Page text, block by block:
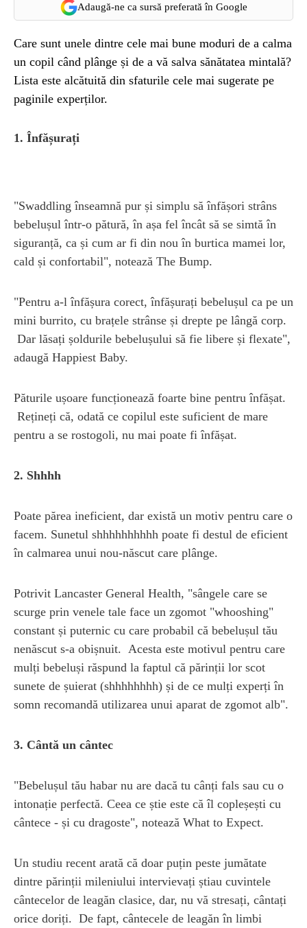
Adaugă-ne ca sursă preferată în Google
Care sunt unele dintre cele mai bune moduri de a calma
un copil când plânge și de a vă salva sănătatea mintală?
Lista este alcătuită din sfaturile cele mai sugerate pe
paginile experților.
1. Înfășurați
"Swaddling înseamnă pur și simplu să înfășori strâns
bebelușul într-o pătură, în așa fel încât să se simtă în
siguranță, ca și cum ar fi din nou în burtica mamei lor,
cald și confortabil", notează The Bump.
"Pentru a-l înfășura corect, înfășurați bebelușul ca pe un
mini burrito, cu brațele strânse și drepte pe lângă corp.
Dar lăsați șoldurile bebelușului să fie libere și flexate",
adaugă Happiest Baby.
Păturile ușoare funcționează foarte bine pentru înfășat.
Rețineți că, odată ce copilul este suficient de mare
pentru a se rostogoli, nu mai poate fi înfășat.
2. Shhhh
Poate părea ineficient, dar există un motiv pentru care o
facem. Sunetul shhhhhhhhhh poate fi destul de eficient
în calmarea unui nou-născut care plânge.
Potrivit Lancaster General Health, "sângele care se
scurge prin venele tale face un zgomot "whooshing"
constant și puternic cu care probabil că bebelușul tău
nenăscut s-a obișnuit. Acesta este motivul pentru care
mulți bebeluși răspund la faptul că părinții lor scot
sunete de șuierat (shhhhhhhh) și de ce mulți experți în
somn recomandă utilizarea unui aparat de zgomot alb".
3. Cântă un cântec
"Bebelușul tău habar nu are dacă tu cânți fals sau cu o
intonație perfectă. Ceea ce știe este că îl copleșești cu
cântece - și cu dragoste", notează What to Expect.
Un studiu recent arată că doar puțin peste jumătate
dintre părinții mileniului intervievați știau cuvintele
cântecelor de leagăn clasice, dar, nu vă stresați, cântați
orice doriți. De fapt, cântecele de leagăn în limbi